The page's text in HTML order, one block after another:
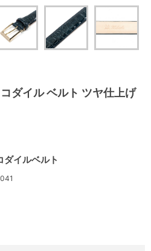
ダイル ベルト ツヤ仕上げ
ダイルベルト